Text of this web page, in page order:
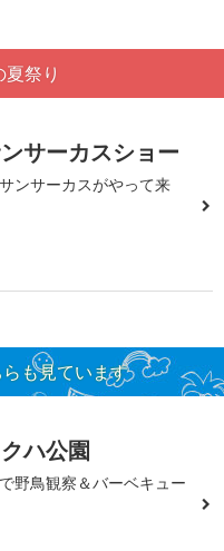
夏祭り
サーカスショー
ンサーカスがやって来
も見ています
ハ公園
野鳥観察＆バーベキュー